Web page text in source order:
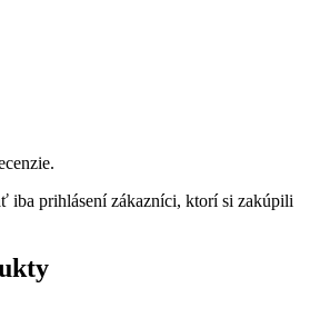
iba prihlásení zákazníci, ktorí si zakúpili